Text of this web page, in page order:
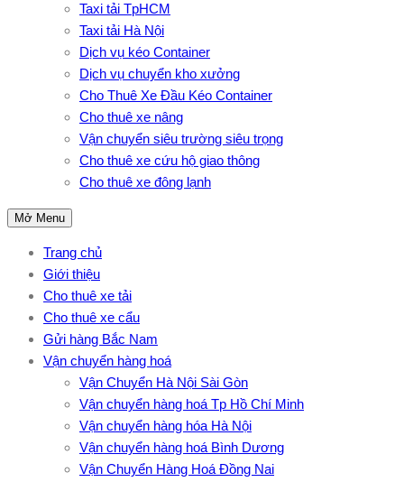
Taxi tải TpHCM
Taxi tải Hà Nội
Dịch vụ kéo Container
Dịch vụ chuyển kho xưởng
Cho Thuê Xe Đầu Kéo Container
Cho thuê xe nâng
Vận chuyển siêu trường siêu trọng
Cho thuê xe cứu hộ giao thông
Cho thuê xe đông lạnh
Mở Menu
Trang chủ
Giới thiệu
Cho thuê xe tải
Cho thuê xe cẩu
Gửi hàng Bắc Nam
Vận chuyển hàng hoá
Vận Chuyển Hà Nội Sài Gòn
Vận chuyển hàng hoá Tp Hồ Chí Minh
Vận chuyển hàng hóa Hà Nội
Vận chuyển hàng hoá Bình Dương
Vận Chuyển Hàng Hoá Đồng Nai